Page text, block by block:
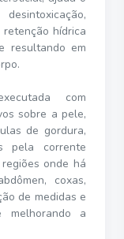
hídrica
resultando em
com
sobre a pele,
de gordura,
pela corrente
onde há
coxas,
de medidas e
a